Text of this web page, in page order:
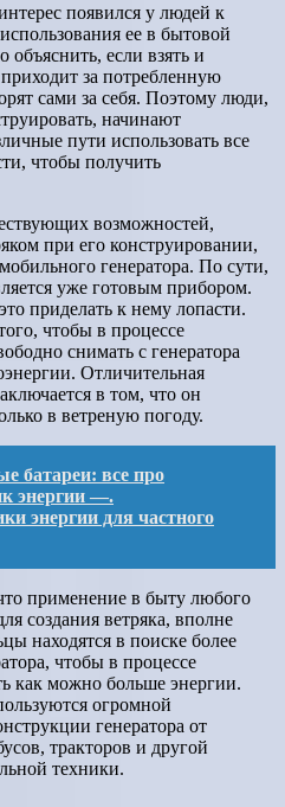
появился у людей к
ее в бытовой
если взять и
за потребленную
сами за себя. Поэтому люди,
начинают
пути использовать все
чтобы получить
возможностей,
при его конструировании,
генератора. По сути,
уже готовым прибором.
приделать к нему лопасти.
чтобы в процессе
снимать с генератора
Отличительная
в том, что он
в ветреную погоду.
батареи: все про
энергии —.
энергии для частного
применение в быту любого
создания ветряка, вполне
находятся в поиске более
чтобы в процессе
как можно больше энергии.
огромной
генератора от
тракторов и другой
техники.